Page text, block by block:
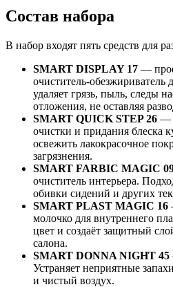
Состав набора
В набор входят пять средств для
SMART DISPLAY 17 —
очиститель-обезжириватель
удаляет грязь, пыль, следы
отложения, не оставляя
SMART QUICK STEP 26 —
очистки и придания блеска
освежить лакокрасочное
загрязнения.
SMART FARBIC MAGIC
очиститель интерьера.
обивки сидений и других
SMART PLAST MAGIC 16
молочко для внутреннего
цвет и создаёт защитный
салона.
SMART DONNA NIGHT 45
Устраняет неприятные
и чистый воздух.